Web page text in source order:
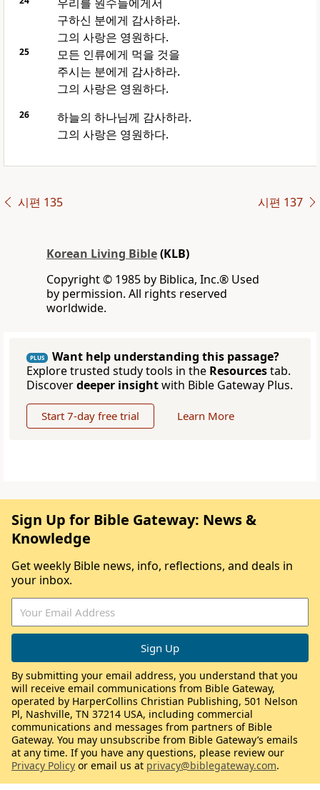
구하신 분에게 감사하라.
그의 사랑은 영원하다.
25
모든 인류에게 먹을 것을
주시는 분에게 감사하라.
그의 사랑은 영원하다.
26
하늘의 하나님께 감사하라.
그의 사랑은 영원하다.
시편 135 시편 137
Korean Living Bible(KLB)
Copyright © 1985 by Biblica, Inc.® Used
by permission. All rights reserved
worldwide.
PLUS
Want help understanding this passage?
Explore trusted study tools in the Resourcestab.
Discoverdeeper insightwith Bible Gateway Plus.
Start 7-day free trial Learn More
Sign Up for Bible Gateway: News &
Knowledge
Get weekly Bible news, info, reflections, and deals in
your inbox.
By submitting your email address, you understand that you
will receive email communications from Bible Gateway,
operated by HarperCollins Christian Publishing, 501 Nelson
Pl, Nashville, TN 37214 USA, including commercial
communications and messages from partners of Bible
Gateway. You may unsubscribe from Bible Gateway’s emails
at any time. If you have any questions, please review our
Privacy Policy or email us at privacy@biblegateway.com.